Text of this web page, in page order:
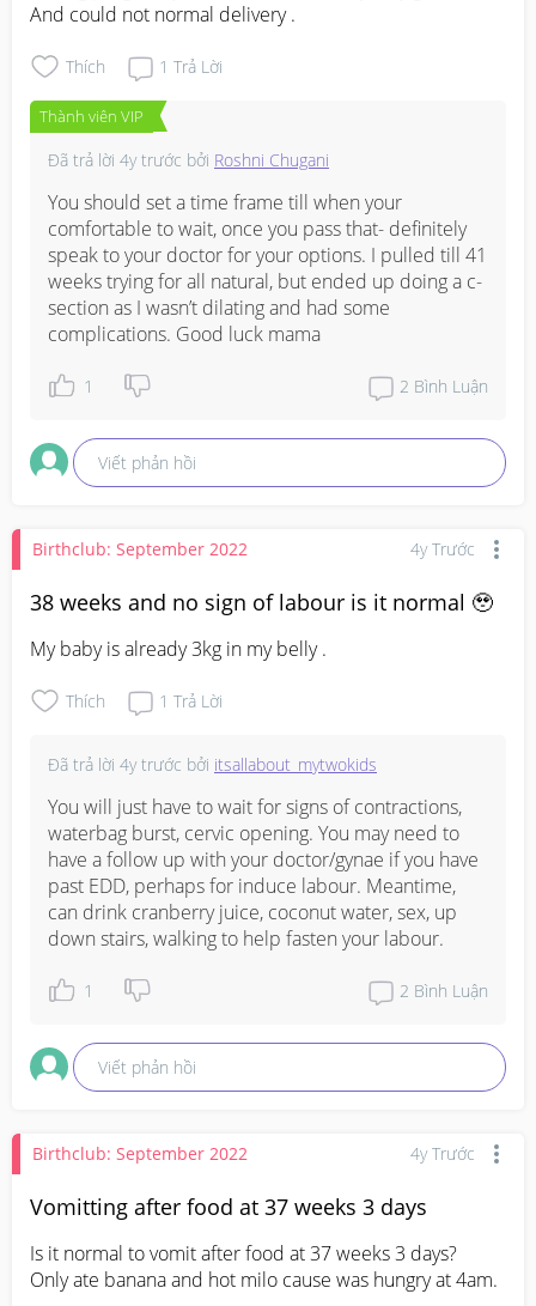
And could not normal delivery .
Thích 1 Trả Lời
Thành viên VIP
Đã trả lời 4y trước bởi Roshni Chugani
You should set a time frame till when your
comfortable to wait, once you pass that- definitely
speak to your doctor for your options. I pulled till 41
weeks trying for all natural, but ended up doing a c-
section as I wasn’t dilating and had some
complications. Good luck mama
1 2 Bình Luận
Viết phản hồi
Birthclub: September 2022 4y Trước
38 weeks and no sign of labour is it normal 🥹
My baby is already 3kg in my belly .
Thích 1 Trả Lời
Đã trả lời 4y trước bởi itsallabout_mytwokids
You will just have to wait for signs of contractions,
waterbag burst, cervic opening. You may need to
have a follow up with your doctor/gynae if you have
past EDD, perhaps for induce labour. Meantime,
can drink cranberry juice, coconut water, sex, up
down stairs, walking to help fasten your labour.
1 2 Bình Luận
Viết phản hồi
Birthclub: September 2022 4y Trước
Vomitting after food at 37 weeks 3 days
Is it normal to vomit after food at 37 weeks 3 days?
Only ate banana and hot milo cause was hungry at 4am.